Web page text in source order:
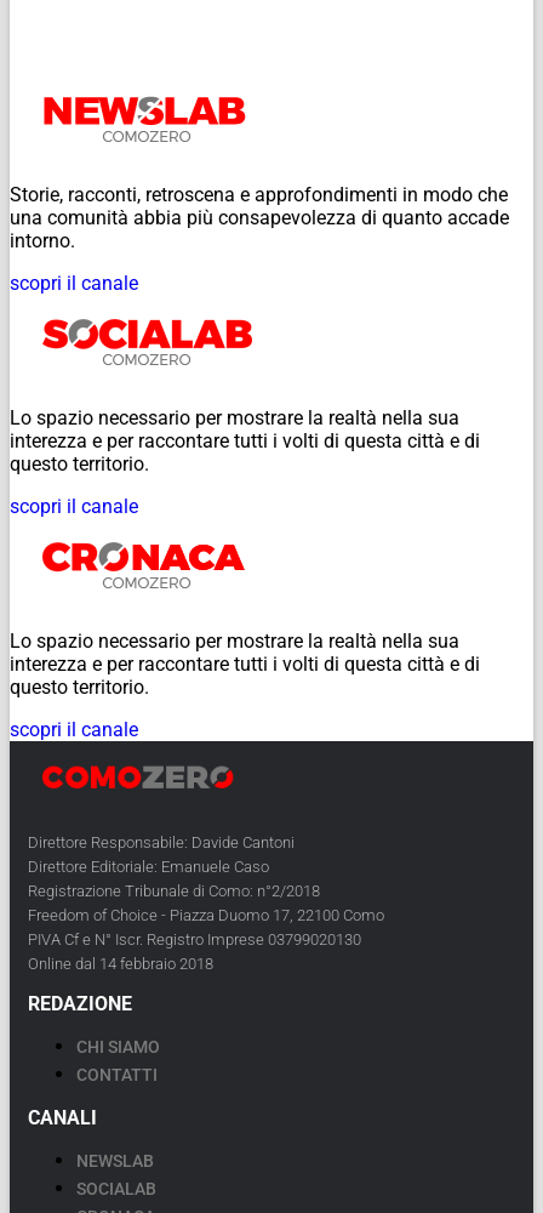
Storie, racconti, retroscena e approfondimenti in modo che
una comunità abbia più consapevolezza di quanto accade
intorno.
scopri il canale
Lo spazio necessario per mostrare la realtà nella sua
interezza e per raccontare tutti i volti di questa città e di
questo territorio.
scopri il canale
Lo spazio necessario per mostrare la realtà nella sua
interezza e per raccontare tutti i volti di questa città e di
questo territorio.
scopri il canale
Direttore Responsabile: Davide Cantoni
Direttore Editoriale: Emanuele Caso
Registrazione Tribunale di Como: n°2/2018
Freedom of Choice - Piazza Duomo 17, 22100 Como
PIVA Cf e N° Iscr. Registro Imprese 03799020130
Online dal 14 febbraio 2018
REDAZIONE
CHI SIAMO
CONTATTI
CANALI
NEWSLAB
SOCIALAB